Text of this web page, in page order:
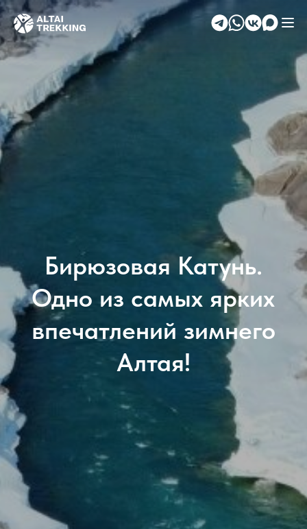
Бирюзовая Катунь.
Одно из самых ярких
впечатлений зимнего
Алтая!